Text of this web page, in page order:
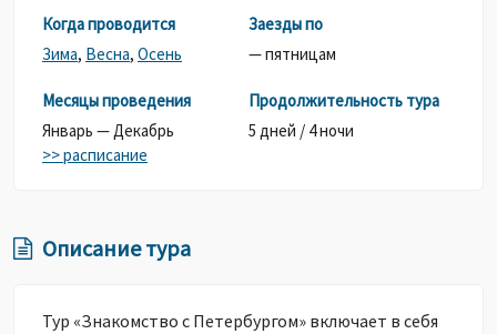
Когда проводится
Зима, Весна, Осень
Месяцы проведения
Январь — Декабрь
>> расписание
Заезды по
— пятницам
Продолжительность тура
5 дней / 4 ночи
Описание тура
Тур «Знакомство с Петербургом» включает в себя